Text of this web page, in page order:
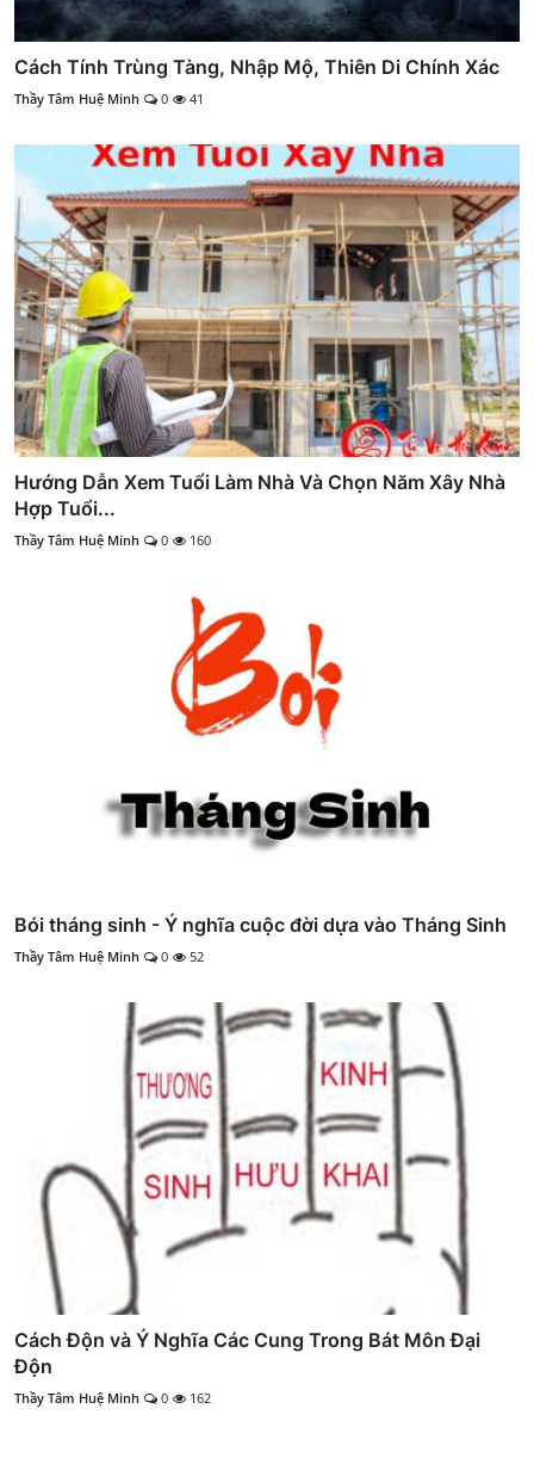
Cách Tính Trùng Tàng, Nhập Mộ, Thiên Di Chính Xác
Thầy Tâm Huệ Minh 0 41
Hướng Dẫn Xem Tuổi Làm Nhà Và Chọn Năm Xây Nhà
Hợp Tuổi...
Thầy Tâm Huệ Minh 0 160
Bói tháng sinh - Ý nghĩa cuộc đời dựa vào Tháng Sinh
Thầy Tâm Huệ Minh 0 52
Cách Độn và Ý Nghĩa Các Cung Trong Bát Môn Đại
Độn
Thầy Tâm Huệ Minh 0 162